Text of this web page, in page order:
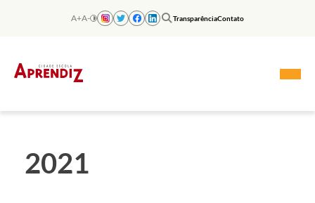
A+A- TransparênciaContato
2021